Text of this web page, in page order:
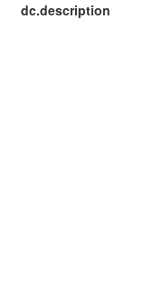
dc.description